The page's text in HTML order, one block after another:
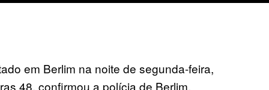
em Berlim na noite de segunda-feira,
48, confirmou a polícia de Berlim.